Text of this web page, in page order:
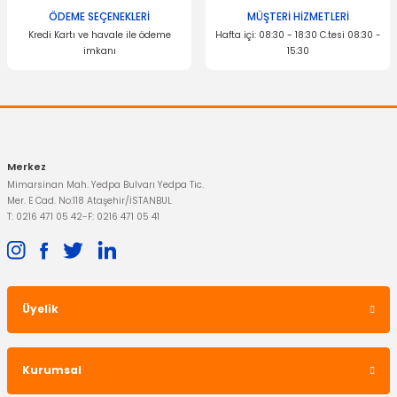
YERLİ ÜRÜN
Polen Filtresi Fiesta Fusion Karbonlu
ÖDEME SEÇENEKLERİ
Kredi Kartı ve havale ile ödeme
imkanı
MÜŞTERİ HİZMETLERİ
Hafta içi: 08:30 - 18:30 C.tesi 08:30 -
15:30
Merkez
Mimarsinan Mah. Yedpa Bulvarı Yedpa Tic.
Mer. E Cad. No:118 Ataşehir/İSTANBUL
T: 0216 471 05 42-F: 0216 471 05 41
Üyelik
Kurumsal